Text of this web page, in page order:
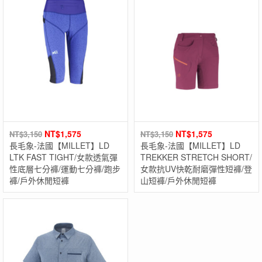
NT$3,150 NT$1,575
長毛象-法國【MILLET】LD
LTK FAST TIGHT/女款透氣彈
性底層七分褲/運動七分褲/跑步
褲/戶外休閒短褲
NT$3,150 NT$1,575
長毛象-法國【MILLET】LD
TREKKER STRETCH SHORT/
女款抗UV快乾耐磨彈性短褲/登
山短褲/戶外休閒短褲